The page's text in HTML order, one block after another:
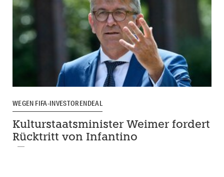
WEGEN FIFA-INVESTORENDEAL
Kulturstaatsminister Weimer fordert
Rücktritt von Infantino